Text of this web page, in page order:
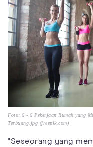
Foto: 6 - 6 Pekerjaan Rumah yang
Terbuang.jpg (freepik.com)
"Seseorang yang